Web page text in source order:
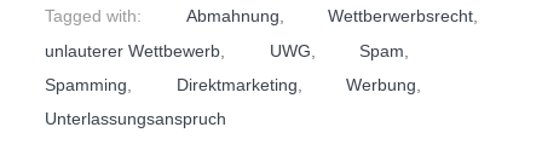
Tagged with: Abmahnung, Wettberwerbsrecht,
unlauterer Wettbewerb
UWG Spam
Spamming
Direktmarketing Werbung
Unterlassungsanspruch